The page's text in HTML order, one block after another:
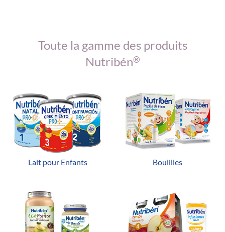
Toute la gamme des produits
Nutribén®
Lait pour Enfants Bouillies